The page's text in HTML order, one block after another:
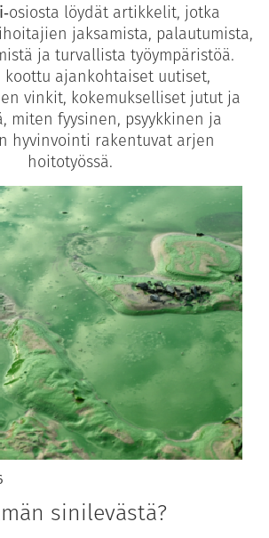
‑osiosta löydät artikkelit, jotka
jaksamista, palautumista,
ja turvallista työympäristöä.
koottu ajankohtaiset uutiset,
vinkit, kokemukselliset jutut ja
miten fyysinen, psyykkinen ja
hyvinvointi rakentuvat arjen
hoitotyössä.
sinilevästä?